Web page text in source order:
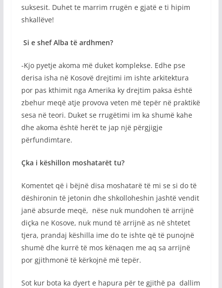
suksesit. Duhet te marrim rrugën e gjatë e ti hipim
shkallëve!
Si e shef Alba të ardhmen?
-Kjo pyetje akoma më duket komplekse. Edhe pse
derisa isha në Kosovë drejtimi im ishte arkitektura
por pas kthimit nga Amerika ky drejtim paksa është
zbehur meqë atje provova veten më tepër në praktikë
sesa në teori. Duket se rrugëtimi im ka shumë kahe
dhe akoma është herët te jap një përgjigje
përfundimtare.
Çka i këshillon moshatarët tu?
Komentet që i bëjnë disa moshatarë të mi se si do të
dëshironin të jetonin dhe shkolloheshin jashtë vendit
janë absurde meqë, nëse nuk mundohen të arrijnë
diçka ne Kosove, nuk mund të arrijnë as në shtetet
tjera, prandaj këshilla ime do te ishte që të punojnë
shumë dhe kurrë të mos kënaqen me aq sa arrijnë
por gjithmonë të kërkojnë më tepër.
Sot kur bota ka dyert e hapura për te gjithë pa dallim